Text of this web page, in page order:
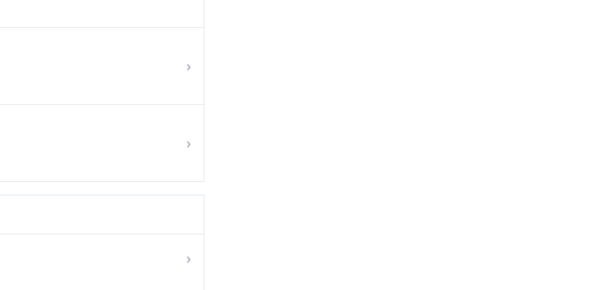
›
›
›